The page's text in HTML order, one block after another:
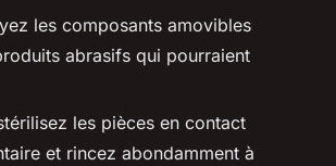
les composants amovibles
abrasifs qui pourraient
les pièces en contact
et rincez abondamment à